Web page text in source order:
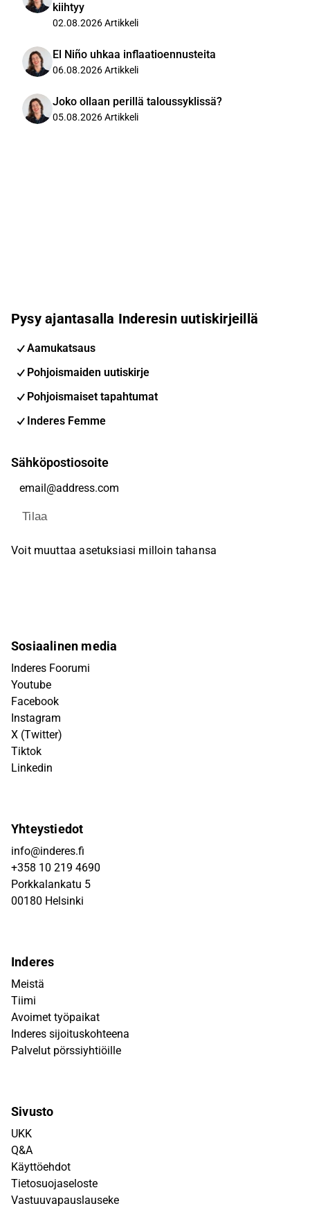
kiihtyy
02.08.2026Artikkeli
El Niño uhkaa inflaatioennusteita
06.08.2026Artikkeli
Joko ollaan perillä taloussyklissä?
05.08.2026Artikkeli
Pysy ajantasalla Inderesin uutiskirjeillä
Aamukatsaus
Pohjoismaiden uutiskirje
Pohjoismaiset tapahtumat
Inderes Femme
Sähköpostiosoite
Tilaa
Voit muuttaa asetuksiasi milloin tahansa
Sosiaalinen media
Inderes Foorumi
Youtube
Facebook
Instagram
X (Twitter)
Tiktok
Linkedin
Yhteystiedot
info@inderes.fi
+358 10 219 4690
Porkkalankatu 5
00180 Helsinki
Inderes
Meistä
Tiimi
Avoimet työpaikat
Inderes sijoituskohteena
Palvelut pörssiyhtiöille
Sivusto
UKK
Q&A
Käyttöehdot
Tietosuojaseloste
Vastuuvapauslauseke